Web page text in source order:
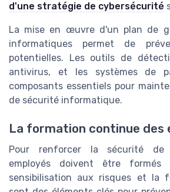
d'une stratégie de cybersécurité
La mise en œuvre d'un plan de
informatiques permet de
potentielles. Les outils de
antivirus, et les systèmes de
composants essentiels pour
de sécurité informatique.
La formation continue des
Pour renforcer la sécurité de
employés doivent être formés
sensibilisation aux risques et la